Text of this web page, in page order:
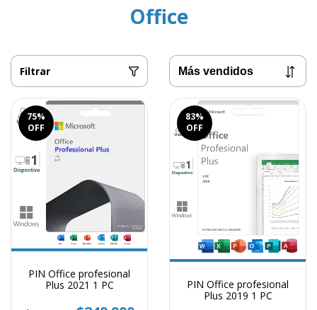
Office
Filtrar
75%
OFF
PIN Office profesional
Plus 2021 1 PC
83%
OFF
PIN Office profesional
Plus 2019 1 PC